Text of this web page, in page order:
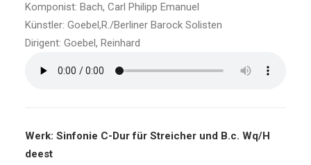
Komponist: Bach, Carl Philipp Emanuel
Künstler: Goebel,R./Berliner Barock Solisten
Dirigent: Goebel, Reinhard
Werk: Sinfonie C-Dur für Streicher und B.c. Wq/H
deest